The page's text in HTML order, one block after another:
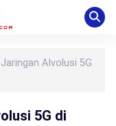
AIvolusi 5G
5G di